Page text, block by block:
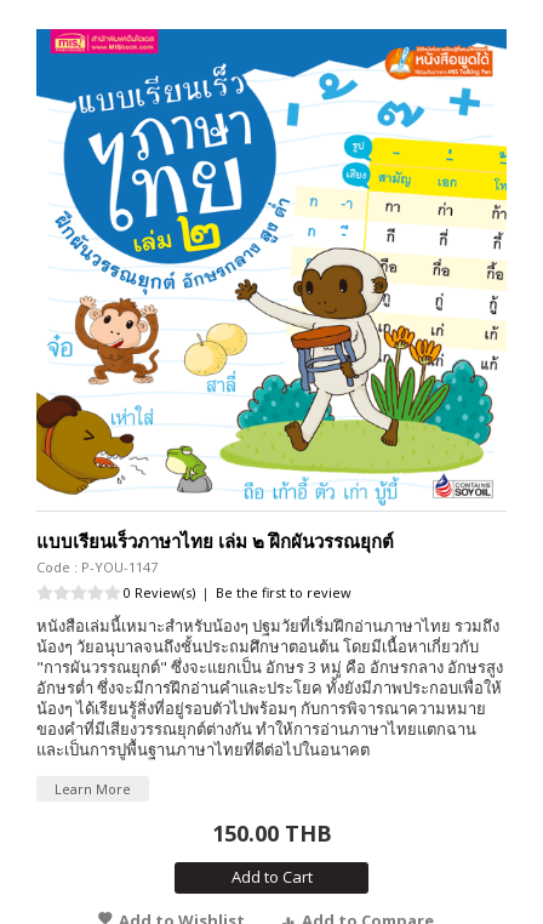
แบบเรียนเร็วภาษาไทย เล่ม ๒ ฝึกผันวรรณยุกต์
Code : P-YOU-1147
0 Review(s) | Be the first to review
หนังสือเล่มนี้เหมาะสำหรับน้องๆ ปฐมวัยที่เริ่มฝึกอ่านภาษาไทย รวมถึง
น้องๆ วัยอนุบาลจนถึงชั้นประถมศึกษาตอนต้น โดยมีเนื้อหาเกี่ยวกับ
"การผันวรรณยุกต์" ซึ่งจะแยกเป็น อักษร 3 หมู่ คือ อักษรกลาง อักษรสูง
อักษรต่ำ ซึ่งจะมีการฝึกอ่านคำและประโยค ทั้งยังมีภาพประกอบเพื่อให้
น้องๆ ได้เรียนรู้สิ่งที่อยู่รอบตัวไปพร้อมๆ กับการพิจารณาความหมาย
ของคำที่มีเสียงวรรณยุกต์ต่างกัน ทำให้การอ่านภาษาไทยแตกฉาน
และเป็นการปูพื้นฐานภาษาไทยที่ดีต่อไปในอนาคต
Learn More
150.00 THB
Add to Cart